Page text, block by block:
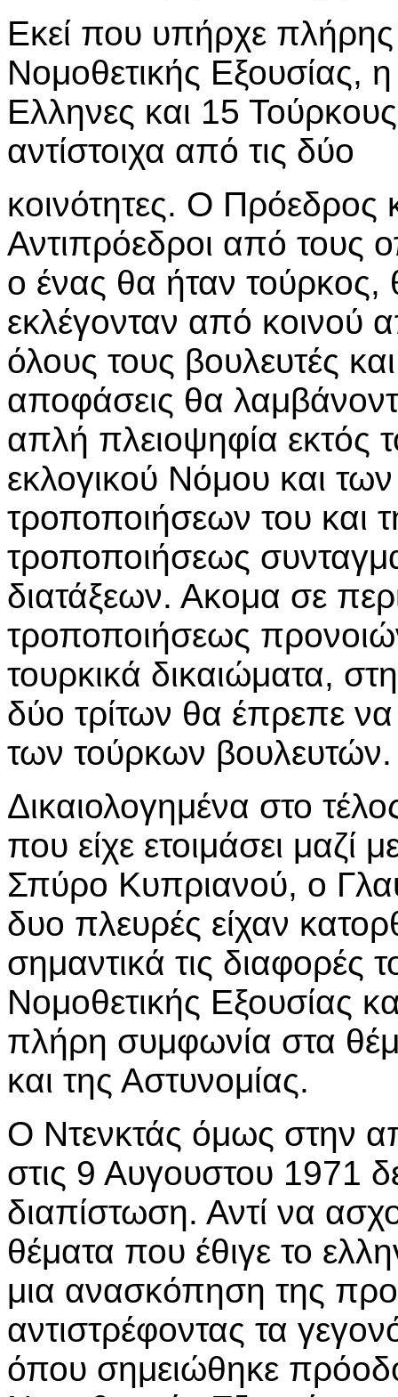
Εκεί που υπήρχε
Νομοθετικής Εξουσίας,
Ελληνες και 15
αντίστοιχα από τις δύο
κοινότητες. Ο Πρόεδρος
Αντιπρόεδροι από τους
ο ένας θα ήταν τούρκος,
εκλέγονταν από κοινού
όλους τους βουλευτές και
αποφάσεις θα
απλή πλειοψηφία εκτός
εκλογικού Νόμου και των
τροποποιήσεων του και
τροποποιήσεως
διατάξεων. Ακομα σε
τροποποιήσεως
τουρκικά δικαιώματα,
δύο τρίτων θα έπρεπε να
των τούρκων βουλευτών.
Δικαιολογημένα στο
που είχε ετοιμάσει μαζί
Σπύρο Κυπριανού, ο
δυο πλευρές είχαν
σημαντικά τις
Νομοθετικής Εξουσίας
πλήρη συμφωνία στα
και της Αστυνομίας.
Ο Ντενκτάς όμως στην
στις 9 Αυγουστου 1971
διαπίστωση. Αντί να
θέματα που έθιγε το
μια ανασκόπηση της
αντιστρέφοντας τα
όπου σημειώθηκε